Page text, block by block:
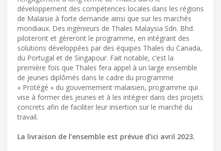
développement des compétences locales dans les régions
de Malaisie à forte demande ainsi que sur les marchés
mondiaux. Des ingénieurs de Thales Malaysia Sdn. Bhd.
piloteront et gèreront le programme, en intégrant des
solutions développées par des équipes Thales du Canada,
du Portugal et de Singapour. Fait notable, c’est la
première fois que Thales fera appel à un large ensemble
de jeunes diplômés dans le cadre du programme
« Protégé » du gouvernement malaisien, programme qui
vise à former des jeunes et à les intégrer dans des projets
concrets afin de faciliter leur insertion sur le marché du
travail.
La livraison de l’ensemble est prévue d’ici avril 2023.